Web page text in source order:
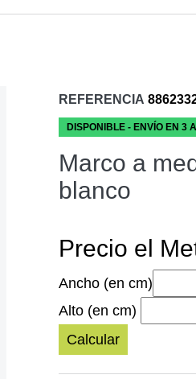
REFERENCIA
DISPONIBLE - ENVÍO EN 3
Marco a
blanco
Precio el
Ancho (en cm)
Alto (en cm)
Calcular